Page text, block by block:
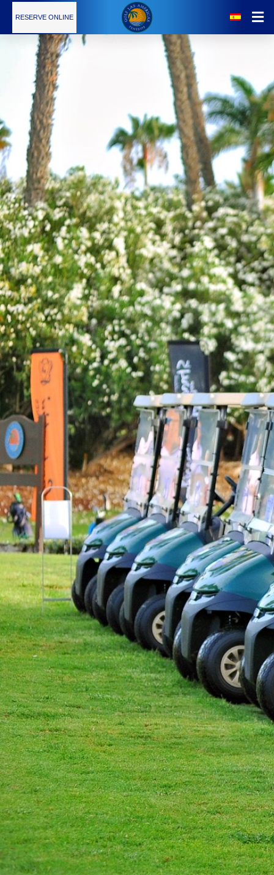
RESERVE ONLINE
Noticias
El Campo
Tarifas
Servicios
Escuela de Golf
Restaurante
Calendario de Torneos
Galería
Contacto
Aviso Legal